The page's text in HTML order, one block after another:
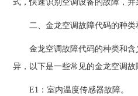
式，快速识别空调设备的故障，并
二、金龙空调故障代码的种类
金龙空调故障代码的种类和含
异，以下是一些常见的金龙空调故
E1：室内温度传感器故障。